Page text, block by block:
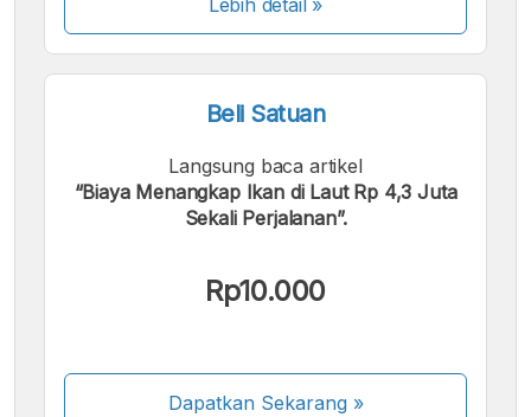
Lebih detail »
Beli Satuan
Langsung baca artikel
“Biaya Menangkap Ikan di Laut Rp 4,3 Juta
Sekali Perjalanan”.
Rp10.000
Dapatkan Sekarang»
Kami menerima pembayaran berikut: